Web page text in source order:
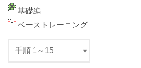
基礎編
ベーストレーニング